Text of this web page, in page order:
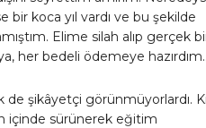
koca yıl vardı ve bu şekilde
Elime silah alıp gerçek
her bedeli ödemeye
şikâyetçi görünmüyorlardı.
içinde sürünerek eğitim